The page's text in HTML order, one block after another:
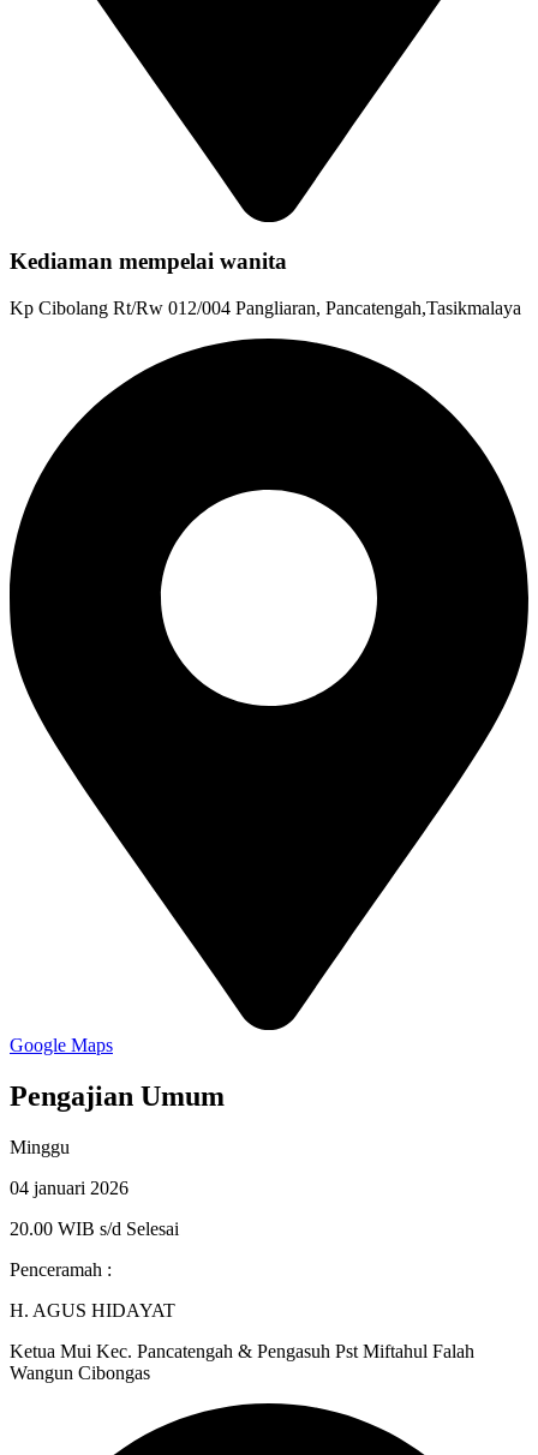
Kediaman mempelai wanita
Kp Cibolang Rt/Rw 012/004 Pangliaran, Pancatengah,Tasikmalaya
Google Maps
Pengajian Umum
Minggu
04 januari 2026
20.00 WIB s/d Selesai
Penceramah :
H. AGUS HIDAYAT
Ketua Mui Kec. Pancatengah & Pengasuh Pst Miftahul Falah
Wangun Cibongas